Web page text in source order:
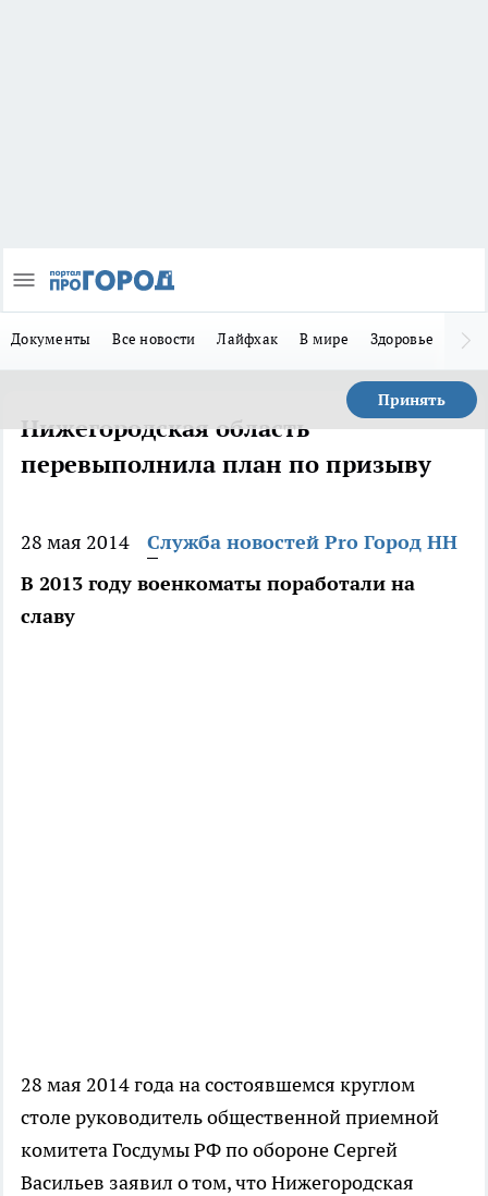
Документы Все новости Лайфхак В мире Здоровье
Принять
Нижегородская область
перевыполнила план по призыву
28 мая 2014
Служба новостей Pro Город НН
В 2013 году военкоматы поработали на
славу
28 мая 2014 года на состоявшемся круглом
столе руководитель общественной приемной
комитета Госдумы РФ по обороне Сергей
Васильев заявил о том, что Нижегородская